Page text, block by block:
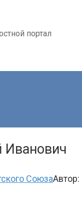
портал
Иванович
СоюзаАвтор: